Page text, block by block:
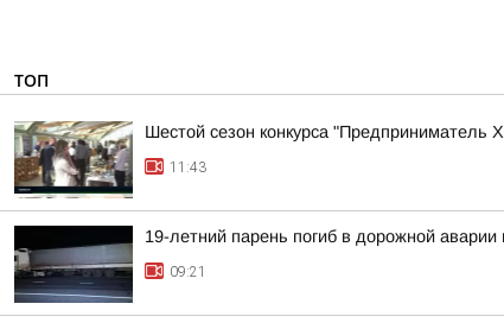
ТОП
Шестой сезон конкурса "Предприниматель
11:43
19-летний парень погиб в дорожной аварии
09:21